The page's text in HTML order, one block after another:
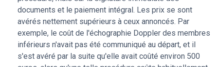
communiqué au départ, et il s'est avéré par la suite qu'elle
avait coûté environ 500 euros, alors qu'une telle procédure
coûte généralement beaucoup moins cher. À la question
concernant ce prix, la réponse a été du genre « nous
sommes une clinique haut de gamme », sans justification
concrète. Les conditions dans la clinique ne correspondent
documents et le paiement intégral. Les prix se sont
avérés nettement supérieurs à ceux annoncés. Par
exemple, le coût de l'échographie Doppler des membres
inférieurs n'avait pas été communiqué au départ, et il
s'est avéré par la suite qu'elle avait coûté environ 500